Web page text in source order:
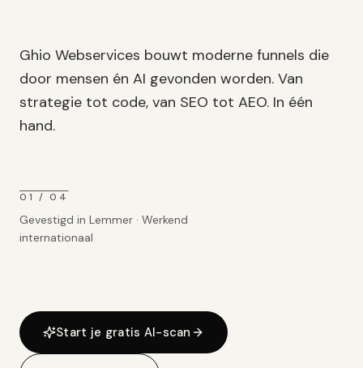
Ghio Webservices bouwt moderne funnels die
door mensen én AI gevonden worden. Van
strategie tot code, van SEO tot AEO. In één
hand.
01 / 04
Gevestigd in Lemmer · Werkend
internationaal
Start je gratis AI-scan